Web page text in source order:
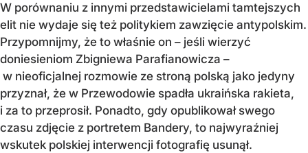
W porównaniu z innymi przedstawicielami tamtejszych
elit nie wydaje się też politykiem zawzięcie antypolskim.
Przypomnijmy, że to właśnie on – jeśli wierzyć
doniesieniom Zbigniewa Parafianowicza –
w nieoficjalnej rozmowie ze stroną polską jako jedyny
przyznał, że w Przewodowie spadła ukraińska rakieta,
i za to przeprosił. Ponadto, gdy opublikował swego
czasu zdjęcie z portretem Bandery, to najwyraźniej
wskutek polskiej interwencji fotografię usunął.